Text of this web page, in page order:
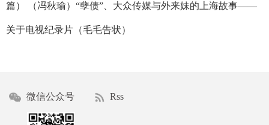
篇） （冯秋瑜）“孽债”、大众传媒与外来妹的上海故事——
关于电视纪录片（毛毛告状）
微信公众号 Rss